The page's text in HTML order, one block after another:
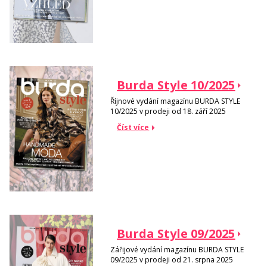
Burda Style 10/2025
Říjnové vydání magazínu BURDA STYLE
10/2025 v prodeji od 18. září 2025
Číst více
Burda Style 09/2025
Zářijové vydání magazínu BURDA STYLE
09/2025 v prodeji od 21. srpna 2025